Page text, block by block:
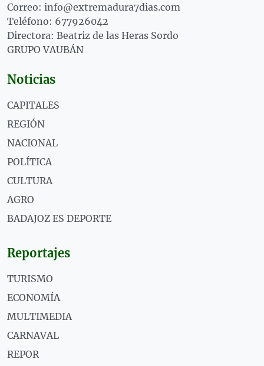
Correo: info@extremadura7dias.com
Teléfono: 677926042
Directora: Beatriz de las Heras Sordo
GRUPO VAUBÁN
Noticias
CAPITALES
REGIÓN
NACIONAL
POLÍTICA
CULTURA
AGRO
BADAJOZ ES DEPORTE
Reportajes
TURISMO
ECONOMÍA
MULTIMEDIA
CARNAVAL
REPOR